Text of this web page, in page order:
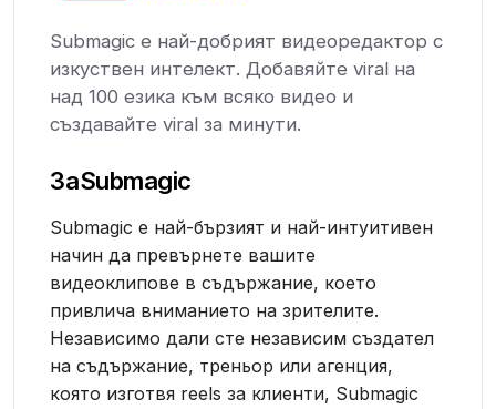
Submagic е най-добрият видеоредактор с
изкуствен интелект. Добавяйте viral на
над 100 езика към всяко видео и
създавайте viral за минути.
ЗаSubmagic
Submagic е най-бързият и най-интуитивен
начин да превърнете вашите
видеоклипове в съдържание, което
привлича вниманието на зрителите.
Независимо дали сте независим създател
на съдържание, треньор или агенция,
която изготвя reels за клиенти, Submagic